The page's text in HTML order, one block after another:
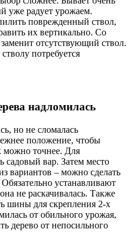
уже радует урожаем.
поврежденный ствол,
их вертикально. Со
отсутствующий ствол.
потребуется
надломилась
но не сломалась
положение, чтобы
можно точнее. Для
садовый вар. Затем место
вариантов – можно сделать
устанавливают
не раскачивалась. Также
шины для скрепления 2-х
от обильного урожая,
дерево от непосильного